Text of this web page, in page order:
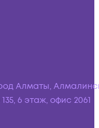
Алматы,
6 этаж, офис 2061